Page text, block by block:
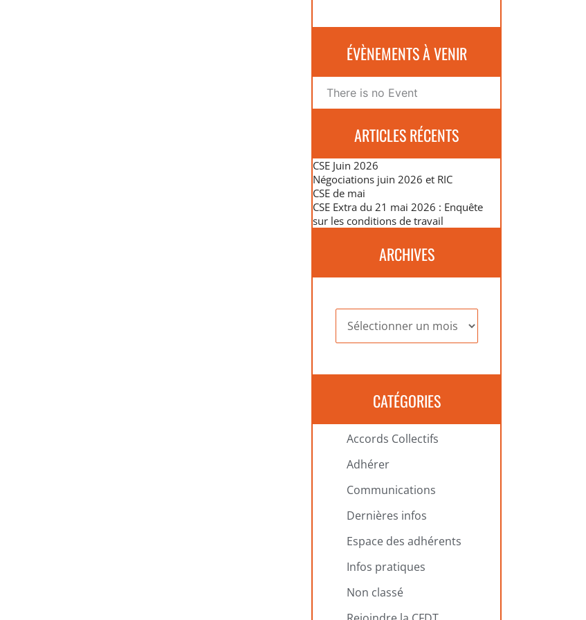
ÉVÈNEMENTS À VENIR
There is no Event
ARTICLES RÉCENTS
CSE Juin 2026
Négociations juin 2026 et RIC
CSE de mai
CSE Extra du 21 mai 2026 : Enquête
sur les conditions de travail
ARCHIVES
CATÉGORIES
Accords Collectifs
Adhérer
Communications
Dernières infos
Espace des adhérents
Infos pratiques
Non classé